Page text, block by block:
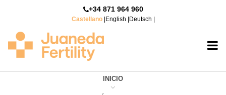
+34 871 964 960
Castellano English Deutsch
INICIO